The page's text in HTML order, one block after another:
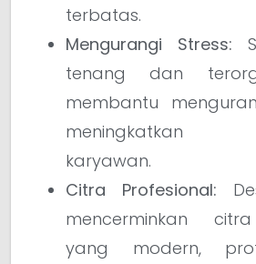
terbatas.
Mengurangi Stress:
tenang dan
membantu
meningkatkan
karyawan.
Citra Profesional:
mencerminkan
yang modern,